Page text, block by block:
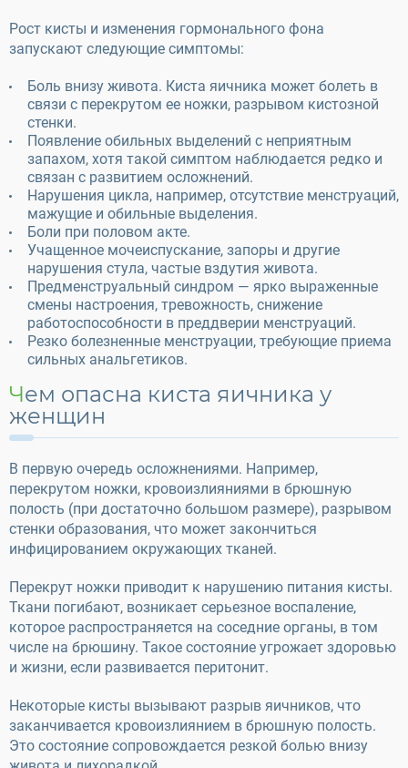
Рост кисты и изменения гормонального фона
запускают следующие симптомы:
Боль внизу живота. Киста яичника может болеть в
связи с перекрутом ее ножки, разрывом кистозной
стенки.
Появление обильных выделений с неприятным
запахом, хотя такой симптом наблюдается редко и
связан с развитием осложнений.
Нарушения цикла, например, отсутствие менструаций,
мажущие и обильные выделения.
Боли при половом акте.
Учащенное мочеиспускание, запоры и другие
нарушения стула, частые вздутия живота.
Предменструальный синдром — ярко выраженные
смены настроения, тревожность, снижение
работоспособности в преддверии менструаций.
Резко болезненные менструации, требующие приема
сильных анальгетиков.
Чем опасна киста яичника у
женщин
В первую очередь осложнениями. Например,
перекрутом ножки, кровоизлияниями в брюшную
полость (при достаточно большом размере), разрывом
стенки образования, что может закончиться
инфицированием окружающих тканей.
Перекрут ножки приводит к нарушению питания кисты.
Ткани погибают, возникает серьезное воспаление,
которое распространяется на соседние органы, в том
числе на брюшину. Такое состояние угрожает здоровью
и жизни, если развивается перитонит.
Некоторые кисты вызывают разрыв яичников, что
заканчивается кровоизлиянием в брюшную полость.
Это состояние сопровождается резкой болью внизу